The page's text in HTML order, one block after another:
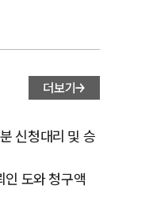
더보기
신청대리 및 승
인 도와 청구액